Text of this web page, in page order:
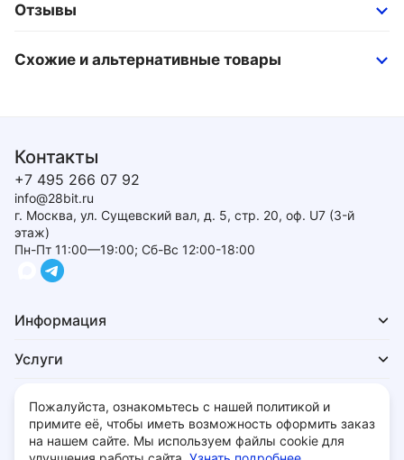
Отзывы
Схожие и альтернативные товары
Контакты
+7 495 266 07 92
info@28bit.ru
г. Москва, ул. Сущевский вал, д. 5, стр. 20, оф. U7 (3-й
этаж)
Пн-Пт 11:00—19:00; Сб-Вс 12:00-18:00
Информация
Услуги
Для покупателей
Пожалуйста, ознакомьтесь с нашей политикой и
примите её, чтобы иметь возможность оформить заказ
на нашем сайте. Мы используем файлы cookie для